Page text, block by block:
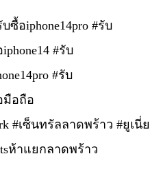
บซื้อiphone14pro #รับ
#รับ
#รับ
มือถือ
#เซ็นทรัลลาดพร้าว #ยูเนี่ย
ห้าแยกลาดพร้าว